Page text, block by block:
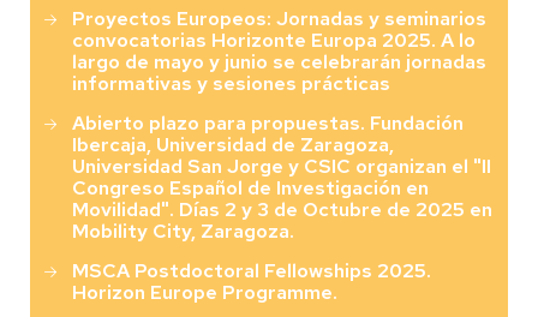
Proyectos Europeos: Jornadas y seminarios
convocatorias Horizonte Europa 2025. A lo
largo de mayo y junio se celebrarán jornadas
informativas y sesiones prácticas
Abierto plazo para propuestas. Fundación
Ibercaja, Universidad de Zaragoza,
Universidad San Jorge y CSIC organizan el "II
Congreso Español de Investigación en
Movilidad". Días 2 y 3 de Octubre de 2025 en
Mobility City, Zaragoza.
MSCA Postdoctoral Fellowships 2025.
Horizon Europe Programme.